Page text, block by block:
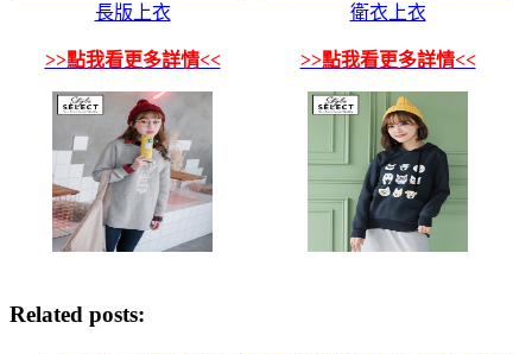
長版上衣
>>點我看更多詳情<<
衛衣上衣
>>點我看更多詳情<<
Related posts: